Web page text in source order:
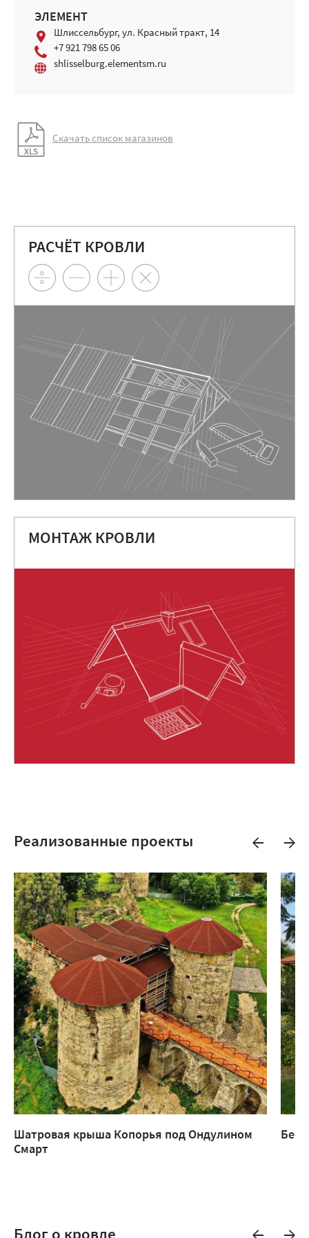
ЭЛЕМЕНТ
Шлиссельбург, ул. Красный тракт, 14
+7 921 798 65 06
shlisselburg.elementsm.ru
Скачать список магазинов
РАСЧЁТ КРОВЛИ
МОНТАЖ КРОВЛИ
Реализованные проекты
Шатровая крыша Копорья под Ондулином
Смарт